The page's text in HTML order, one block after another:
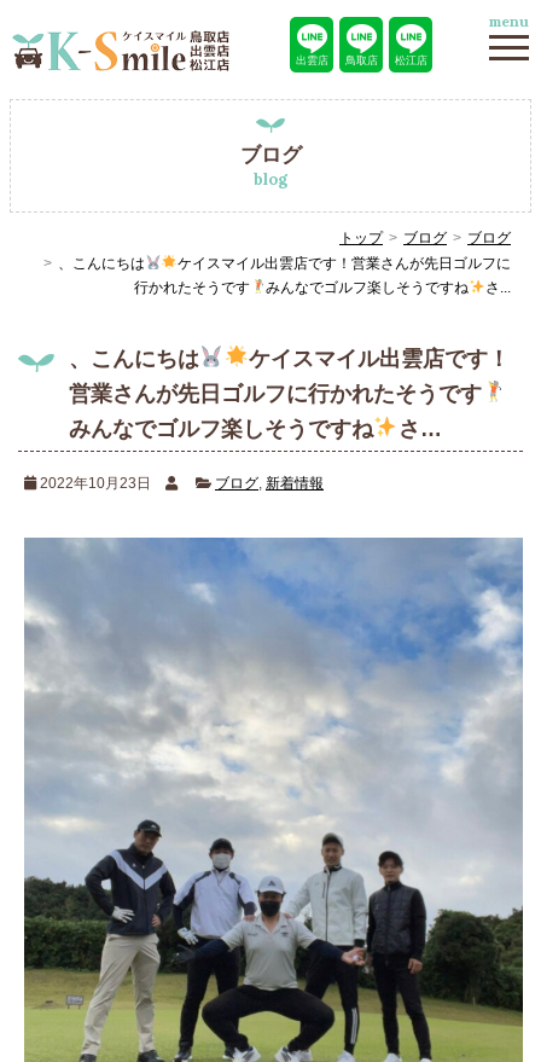
出雲店 鳥取店 松江店
menu
ブログ
blog
トップ ブログ
ブログ
、こんにちは
ケイスマイル出雲店です！営業さんが先日ゴルフに
行かれたそうです
みんなでゴルフ楽しそうですね さ...
、こんにちは
ケイスマイル出雲店です！
営業さんが先日ゴルフに行かれたそうです
みんなでゴルフ楽しそうですね
さ…
2022年10月23日 ブログ 新着情報